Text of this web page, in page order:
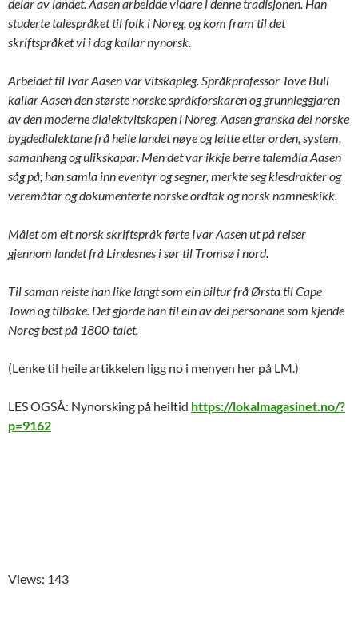
delar av landet. Aasen arbeidde vidare i denne tradisjonen. Han
studerte talespråket til folk i Noreg, og kom fram til det
skriftspråket vi i dag kallar nynorsk.
Arbeidet til Ivar Aasen var vitskapleg. Språkprofessor Tove Bull
kallar Aasen den største norske språkforskaren og grunnleggjaren
av den moderne dialektvitskapen i Noreg. Aasen granska dei norske
bygdedialektane frå heile landet nøye og leitte etter orden, system,
samanheng og ulikskapar. Men det var ikkje berre talemåla Aasen
såg på; han samla inn eventyr og segner, merkte seg klesdrakter og
veremåtar og dokumenterte norske ordtak og norsk namneskikk.
Målet om eit norsk skriftspråk førte Ivar Aasen ut på reiser
gjennom landet frå Lindesnes i sør til Tromsø i nord.
Til saman reiste han like langt som ein biltur frå Ørsta til Cape
Town og tilbake. Det gjorde han til ein av dei personane som kjende
Noreg best på 1800-talet.
(Lenke til heile artikkelen ligg no i menyen her på LM.)
LES OGSÅ: Nynorsking på heiltid https://lokalmagasinet.no/?
p=9162
Views: 143